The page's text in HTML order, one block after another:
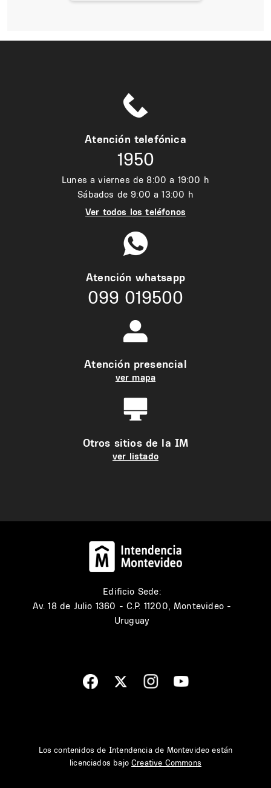
Atención telefónica
1950
Lunes a viernes de 8:00 a 19:00 h
Sábados de 9:00 a 13:00 h
Ver todos los teléfonos
Atención whatsapp
099 019500
Atención presencial
ver mapa
Otros sitios de la IM
ver listado
Edificio Sede:
Av. 18 de Julio 1360 - C.P. 11200, Montevideo -
Uruguay
Los contenidos de Intendencia de Montevideo están
licenciados bajoCreative Commons